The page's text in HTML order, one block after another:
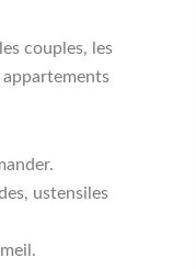
couples, les
ustensiles